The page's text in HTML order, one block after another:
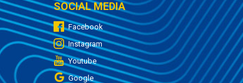
SOCIAL MEDIA
Facebook
Instagram
Youtube
Google